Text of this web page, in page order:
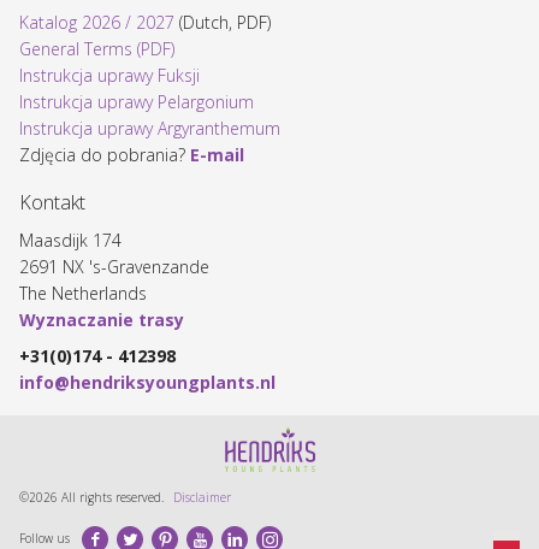
Katalog 2026 / 2027 (Dutch, PDF)
General Terms (PDF)
Instrukcja uprawy Fuksji
Instrukcja uprawy Pelargonium
Instrukcja uprawy Argyranthemum
Zdjęcia do pobrania? E-mail
Kontakt
Maasdijk 174
2691 NX 's-Gravenzande
The Netherlands
Wyznaczanie trasy
+31(0)174 - 412398
info@hendriksyoungplants.nl
©2026 All rights reserved. Disclaimer
Follow us Facebook
TwitterPinterestYoutubeLinkedInInstagram